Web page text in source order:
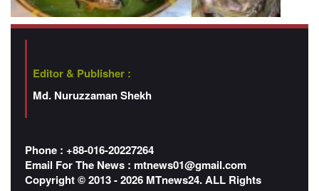
Editor & Publisher :
Md. Nuruzzaman Shekh
Phone : +88-016-20227264
Email For The News : mtnews01@gmail.com
Copyright © 2013 - 2026 MTnews24. ALL Rights